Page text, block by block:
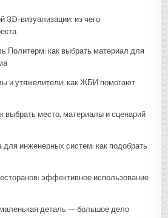
3D-визуализации: из чего
Политерм: как выбрать материал для
и утяжелители: как ЖБИ помогают
выбрать место, материалы и сценарий
инженерных систем: как подобрать
эффективное использование
деталь — большое дело